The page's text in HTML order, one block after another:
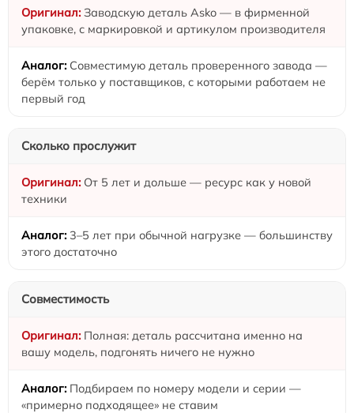
Заводскую деталь Asko — в фирменной
упаковке, с маркировкой и артикулом производителя
Совместимую деталь проверенного завода —
берём только у поставщиков, с которыми работаем не
первый год
Сколько прослужит
От 5 лет и дольше — ресурс как у новой
техники
3–5 лет при обычной нагрузке — большинству
этого достаточно
Совместимость
Полная: деталь рассчитана именно на
вашу модель, подгонять ничего не нужно
Подбираем по номеру модели и серии —
«примерно подходящее» не ставим